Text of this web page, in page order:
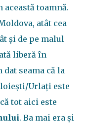
toamnă.
atât cea
și de pe malul
liberă în
dat seama că la
Urlați este
tot aici este
. Ba mai era și